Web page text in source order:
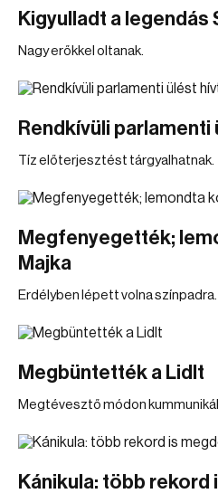
Kigyulladt a legendás
Nagy erőkkel oltanak.
Rendkívüli
Tíz előterjesztést tárgyalhatnak.
Megfenyegették;
Majka
Erdélyben lépett volna színpadra.
Megbüntették a Lidlt
Megtévesztő módon
Kánikula: több rekord